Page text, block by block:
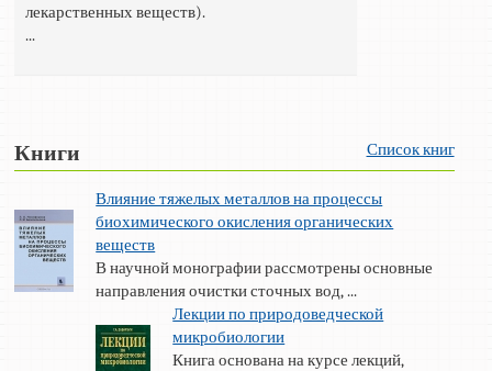
лекарственных веществ).
...
Книги Список книг
Влияние тяжелых металлов на процессы
биохимического окисления органических
веществ
В научной монографии рассмотрены основные
направления очистки сточных вод, ...
Лекции по природоведческой
микробиологии
Книга основана на курсе лекций,